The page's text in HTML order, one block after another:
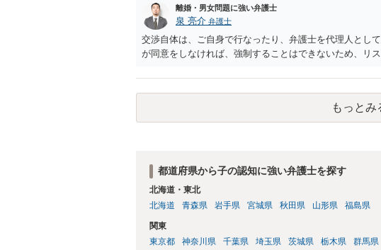
結婚していない場合は、財産分与の必要はありません。
ただ、内縁関係にあって、それを解消した場合は、財産
ても （ご記載の内容だけでは判断できませんがおそらく
が。）、 財産分与は、その同居期間について認められる
わずかだと思われます。 （マンションを例にとると、
く、 マンションの価値と残ローンの差額が財産分与の対
なるとしても、例えば、自動車を息子さんがそれまでの
象にはなりません。） ３ 裁判になった場合にどうすべ
停・審判になりますが、 その場合は、弁護士にご依頼に
と幸いです。
離婚・男女問題に強い弁護士
泉 亮介 弁護士
交渉自体は、ご自身で行なったり、弁護士を代理人とし
が同意をしなければ、強制することはできないため、リ
もっとみ
都道府県から子の認知に強い弁護士を探す
北海道・東北
北海道
青森県 岩手県 宮城県 秋田県 山形県 福島県
関東
東京都
神奈川県 千葉県 埼玉県 茨城県 栃木県 群馬県